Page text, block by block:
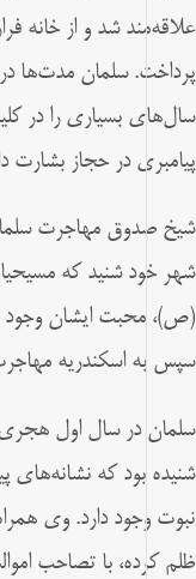
علاقه‌مند شد و از خانه
پرداخت. سلمان مدت‌ها
سال‌های بسیاری را در
پیامبری در حجاز بشارت
شیخ صدوق مهاجرت
شهر خود شنید که
(ص)، محبت ایشان وجود
سپس به اسکندریه
سلمان در سال اول هجری
نبوت وجود دارد. وی
ظلم کرده، با تصاحب